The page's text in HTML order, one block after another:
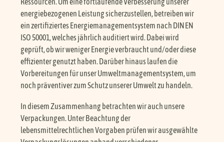
energiebezogenen Leistung sicherzustellen, betreiben wir
ein zertifiziertes Energiemanagementsystem nach DIN EN
ISO 50001, welches jährlich auditiert wird. Dabei wird
geprüft, ob wir weniger Energie verbraucht und/oder diese
effizienter genutzt haben. Darüber hinaus laufen die
Vorbereitungen für unser Umweltmanagementsystem, um
noch präventiver zum Schutz unserer Umwelt zu handeln.
In diesem Zusammenhang betrachten wir auch unsere
Verpackungen. Unter Beachtung der
lebensmittelrechtlichen Vorgaben prüfen wir ausgewählte